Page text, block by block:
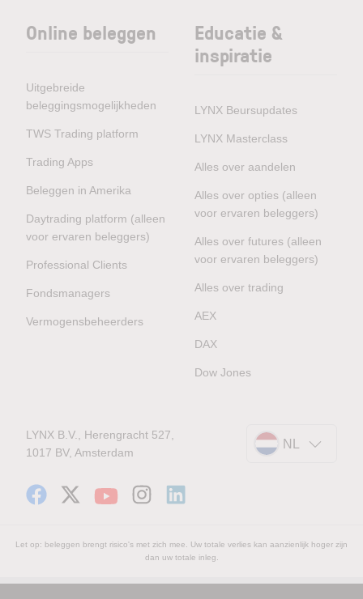
Online beleggen
Uitgebreide
beleggingsmogelijkheden
TWS Trading platform
Trading Apps
Beleggen in Amerika
Daytrading platform (alleen
voor ervaren beleggers)
Professional Clients
Fondsmanagers
Vermogensbeheerders
Educatie &
inspiratie
LYNX Beursupdates
LYNX Masterclass
Alles over aandelen
Alles over opties (alleen
voor ervaren beleggers)
Alles over futures (alleen
voor ervaren beleggers)
Alles over trading
AEX
DAX
Dow Jones
LYNX B.V., Herengracht 527,
1017 BV, Amsterdam
NL
Let op: beleggen brengt risico's met zich mee. Uw totale verlies kan aanzienlijk hoger zijn
dan uw totale inleg.